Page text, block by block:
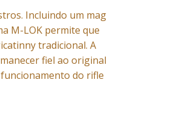
Incluindo um mag
M-LOK permite que
tradicional. A
fiel ao original
funcionamento do rifle